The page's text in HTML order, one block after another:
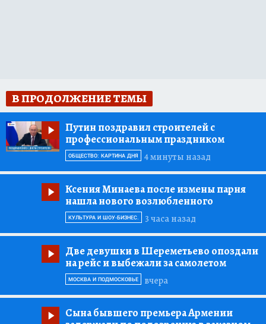
В ПРОДОЛЖЕНИЕ ТЕМЫ
Путин поздравил строителей с
профессиональным праздником
4 минуты назад
ОБЩЕСТВО: КАРТИНА ДНЯ
Ксения Минаева после измены парня
нашла нового возлюбленного
3 часа назад
КУЛЬТУРА И ШОУ-БИЗНЕС.
Две девушки в Шереметьево опоздали
на рейс и выбежали за самолетом
вчера
МОСКВА И ПОДМОСКОВЬЕ
Сына бывшего премьера Армении